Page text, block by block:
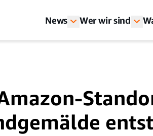
News Wer wir sind